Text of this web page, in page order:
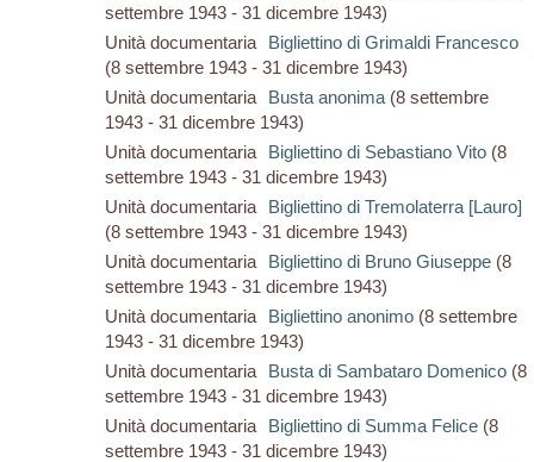
settembre 1943 - 31 dicembre 1943)
Unità documentaria
Bigliettino di Grimaldi Francesco
(8 settembre 1943 - 31 dicembre 1943)
Unità documentaria
Busta anonima(8 settembre
1943 - 31 dicembre 1943)
Unità documentaria
Bigliettino di Sebastiano Vito(8
settembre 1943 - 31 dicembre 1943)
Unità documentaria
Bigliettino di Tremolaterra [Lauro]
(8 settembre 1943 - 31 dicembre 1943)
Unità documentaria
Bigliettino di Bruno Giuseppe(8
settembre 1943 - 31 dicembre 1943)
Unità documentaria
Bigliettino anonimo(8 settembre
1943 - 31 dicembre 1943)
Unità documentaria
Busta di Sambataro Domenico(8
settembre 1943 - 31 dicembre 1943)
Unità documentaria
Bigliettino di Summa Felice(8
settembre 1943 - 31 dicembre 1943)